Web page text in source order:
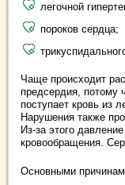
легочной
пороков сердца;
Чаще происходит
предсердия, потому
поступает кровь из
Нарушения также
Из-за этого
кровообращения.
Основными